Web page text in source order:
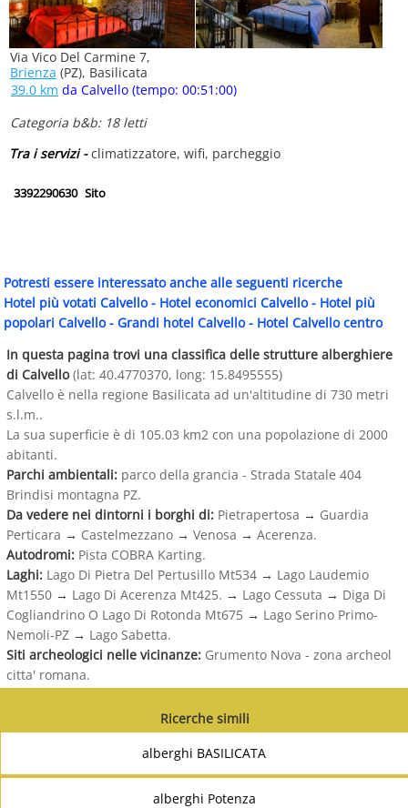
Via Vico Del Carmine 7,
Brienza (PZ), Basilicata
39.0 km da Calvello (tempo: 00:51:00)
Categoria b&b: 18 letti
Tra i servizi -climatizzatore, wifi, parcheggio
3392290630 Sito
Potresti essere interessato anche alle seguenti ricerche
Hotel più votati Calvello- Hotel economici Calvello- Hotel più
popolari Calvello- Grandi hotel Calvello- Hotel Calvello centro
In questa pagina trovi una classifica delle strutture alberghiere
di Calvello(lat: 40.4770370, long: 15.8495555)
Calvello è nella regione Basilicata ad un'altitudine di 730 metri
s.l.m..
La sua superficie è di 105.03 km2 con una popolazione di 2000
abitanti.
Parchi ambientali: parco della grancia - Strada Statale 404
Brindisi montagna PZ.
Da vedere nei dintorni i borghi di: Pietrapertosa → Guardia
Perticara → Castelmezzano → Venosa → Acerenza.
Autodromi: Pista COBRA Karting.
Laghi: Lago Di Pietra Del Pertusillo Mt534 → Lago Laudemio
Mt1550 → Lago Di Acerenza Mt425. → Lago Cessuta → Diga Di
Cogliandrino O Lago Di Rotonda Mt675 → Lago Serino Primo-
Nemoli-PZ → Lago Sabetta.
Siti archeologici nelle vicinanze: Grumento Nova - zona archeol
citta' romana.
Ricerche simili
alberghi BASILICATA
alberghi Potenza